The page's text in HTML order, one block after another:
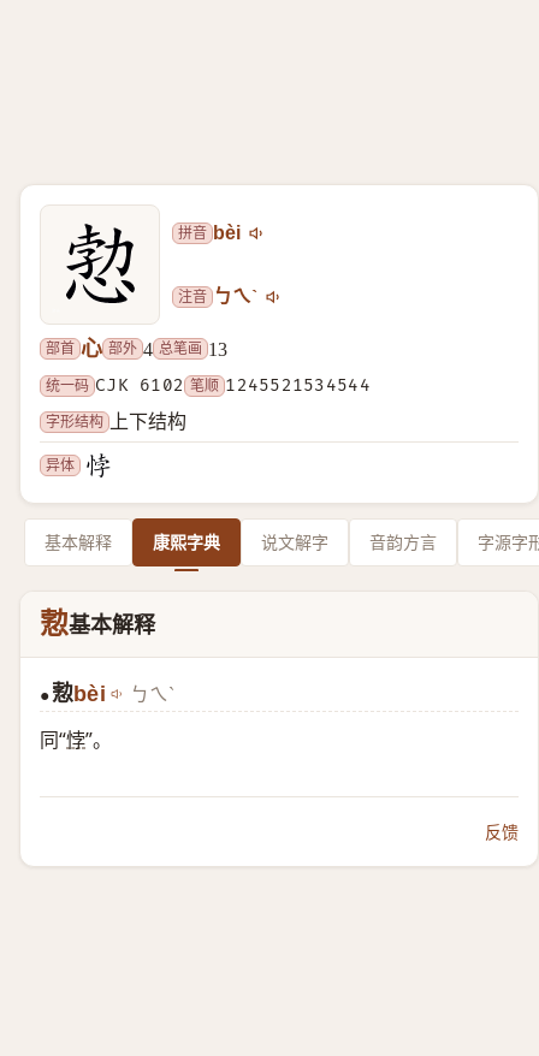
拼音 bèi
注音 ㄅㄟˋ
部首 心 部外 4 总笔画 13
统一码 CJK 6102 笔顺 1245521534544
字形结构
上下结构
异体
基本解释 康熙字典 说文解字 音韵方言 字源字
愂基本解释
●愂bèi ㄅㄟˋ
同“悖”。
反馈